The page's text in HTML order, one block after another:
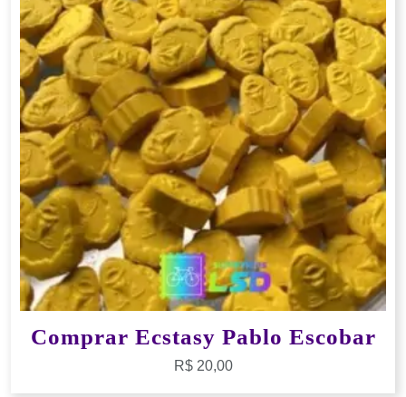
Comprar Ecstasy Pablo Escobar
R$20,00